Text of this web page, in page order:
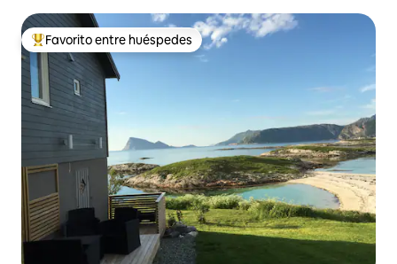
Favorito entre huéspedes preferido
Favorito entre huéspedes